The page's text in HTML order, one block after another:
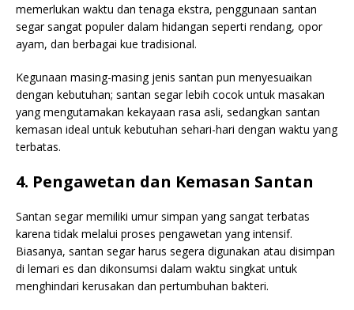
memerlukan waktu dan tenaga ekstra, penggunaan santan
segar sangat populer dalam hidangan seperti rendang, opor
ayam, dan berbagai kue tradisional.
Kegunaan masing-masing jenis santan pun menyesuaikan
dengan kebutuhan; santan segar lebih cocok untuk masakan
yang mengutamakan kekayaan rasa asli, sedangkan santan
kemasan ideal untuk kebutuhan sehari-hari dengan waktu yang
terbatas.
4. Pengawetan dan Kemasan Santan
Santan segar memiliki umur simpan yang sangat terbatas
karena tidak melalui proses pengawetan yang intensif.
Biasanya, santan segar harus segera digunakan atau disimpan
di lemari es dan dikonsumsi dalam waktu singkat untuk
menghindari kerusakan dan pertumbuhan bakteri.